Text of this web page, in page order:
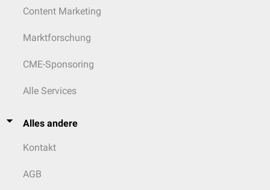
Content Marketing
Marktforschung
CME-Sponsoring
Alle Services
Alles andere
Kontakt
AGB